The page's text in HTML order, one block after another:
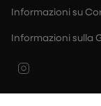
Informazioni su
Informazioni sulla